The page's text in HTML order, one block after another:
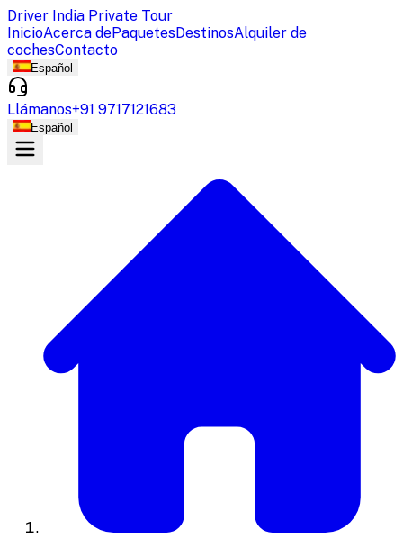
Driver India Private Tour
InicioAcerca dePaquetesDestinosAlquiler de
cochesContacto
Español
Llámanos+91 9717121683
Español